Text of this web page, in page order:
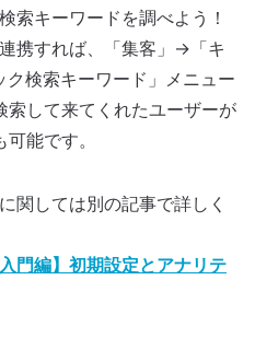
索キーワードを調べよう！
携すれば、「集客」→「キ
検索キーワード」メニュー
して来てくれたユーザーが
能です。
しては別の記事で詳しく
門編】初期設定とアナリテ